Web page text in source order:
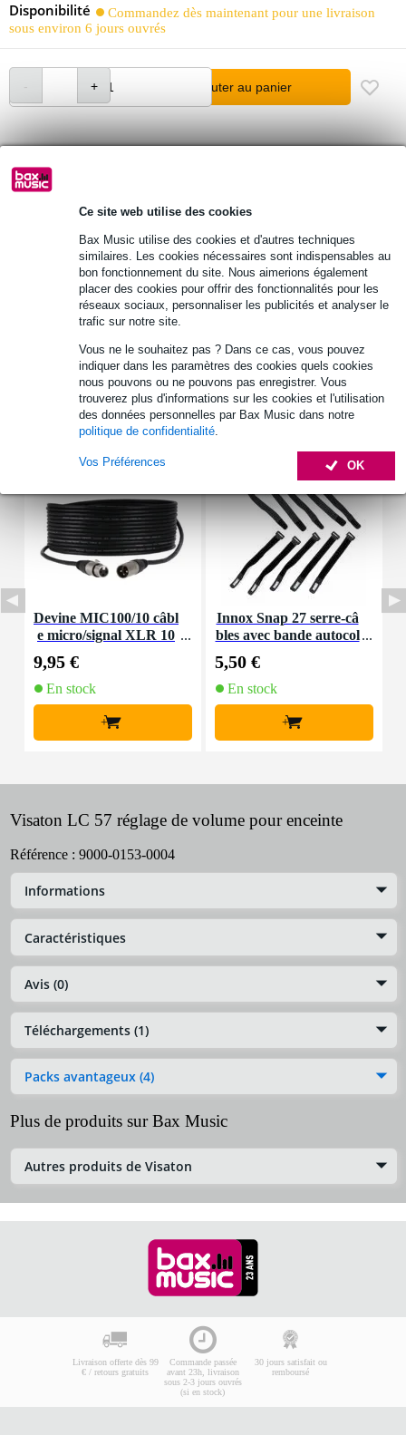
Ce site web utilise des cookies
Bax Music utilise des cookies et d'autres techniques
similaires. Les cookies nécessaires sont indispensables au
bon fonctionnement du site. Nous aimerions également
placer des cookies pour offrir des fonctionnalités pour les
réseaux sociaux, personnaliser les publicités et analyser le
trafic sur notre site.
Vous ne le souhaitez pas ? Dans ce cas, vous pouvez
indiquer dans les paramètres des cookies quels cookies
nous pouvons ou ne pouvons pas enregistrer. Vous
trouverez plus d'informations sur les cookies et l'utilisation
des données personnelles par Bax Music dans notre
politique de confidentialité
OK
Vos Préférences
Disponibilité
Commandez dès maintenant pour une livraison
sous environ 6 jours ouvrés
Ajouter au panier
30 jours satisfait ou remboursé
Retrait gratuit en magasin
Informations
Afficher toutes les caractéristiques du produit
Accessoires (7)
Devine MIC100/10 câbl
e micro/signal XLR 10
9,95 €
En stock
+
Innox Snap 27 serre-câ
bles avec bande autocol
5,50 €
En stock
+
Visaton LC 57 réglage de volume pour enceinte
Référence : 9000-0153-0004
Informations
Caractéristiques
Avis (0)
Téléchargements (1)
Packs avantageux (4)
Plus de produits sur Bax Music
Autres produits de Visaton
Livraison offerte dès 99
€ / retours gratuits
Commande passée
avant 23h, livraison
sous 2-3 jours ouvrés
(si en stock)
30 jours satisfait ou
remboursé